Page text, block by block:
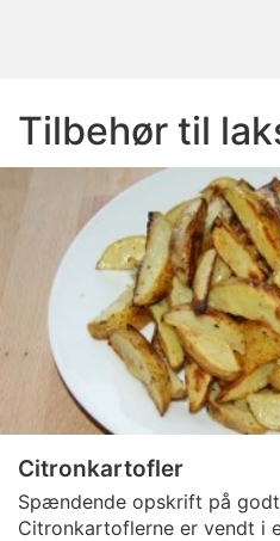
Tilbehør til
Citronkartofler
Spændende opskrift på
Citronkartoflerne er vendt i